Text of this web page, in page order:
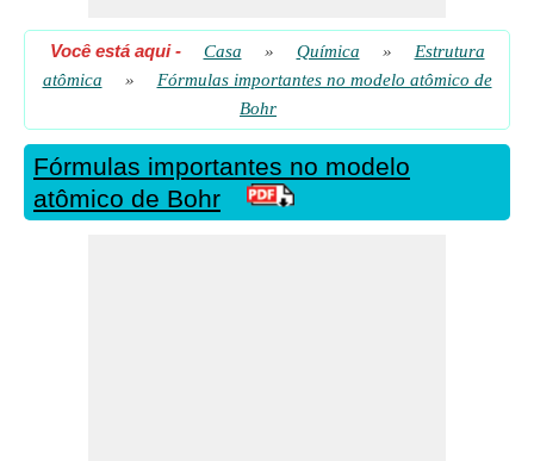
Você está aqui- Casa » Química »
Estrutura
atômica
»
Fórmulas importantes no modelo atômico de
Bohr
Fórmulas importantes no modelo
atômico de Bohr